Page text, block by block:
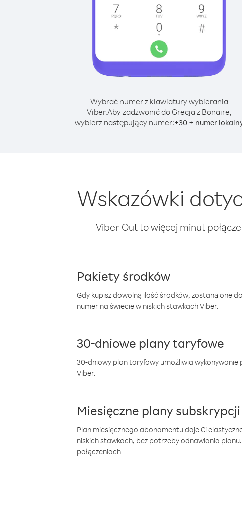
Wybrać numer z klawiatury wybierania
Viber.Aby zadzwonić do Grecja z Bonaire,
wybierz następujący numer:+30+ numer
Wskazówki
Viber Out to więcej minut
Pakiety środków
Gdy kupisz dowolną ilość środków, zostaną one
numer na świecie w niskich stawkach Viber.
30-dniowe plany taryfowe
30-dniowy plan taryfowy umożliwia
Viber.
Miesięczne plany subskrypcji
Plan miesięcznego abonamentu daje Ci
niskich stawkach, bez potrzeby odnawiania
połączeniach